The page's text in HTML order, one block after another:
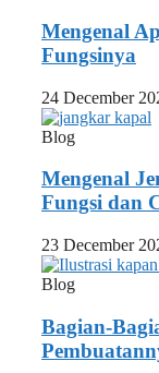
Mengenal
Fungsinya
24 December
Blog
Mengenal
Fungsi dan
23 December
Blog
Bagian-